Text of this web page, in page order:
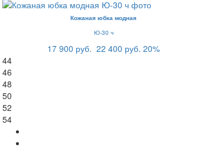
Кожаная юбка модная
Ю-30 ч
17 900 руб. 22 400 руб. 20%
44
46
48
50
52
54